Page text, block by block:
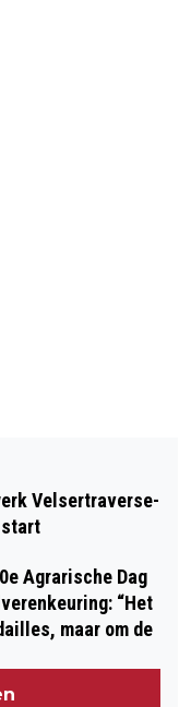
MAAR
ONTDEK
Velsertraverse-
start
Agrarische Dag
“Het
maar om de